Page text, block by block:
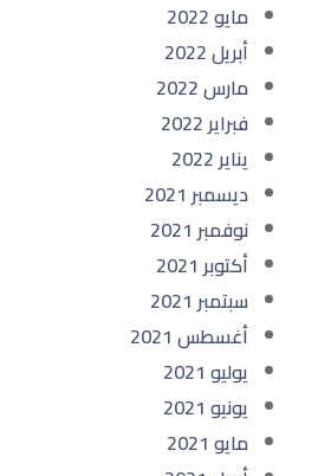
مايو 2022
أبريل 2022
مارس 2022
فبراير 2022
يناير 2022
ديسمبر 2021
نوفمبر 2021
أكتوبر 2021
سبتمبر 2021
أغسطس 2021
يوليو 2021
يونيو 2021
مايو 2021